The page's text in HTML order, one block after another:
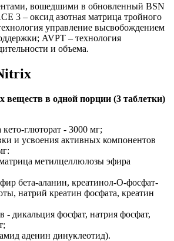
вошедшими в обновленный BSN
3 – оксид азотная матрица тройного
управление высвобождением
AVPT – технология
и объема.
веществ в одной порции (3 таблетки)
глюторат - 3000 мг;
и усвоения активных компонентов
метилцеллюлозы эфира
бета-аланин, креатинол-О-фосфат-
натрий креатин фосфата, креатин
- дикальция фосфат, натрия фосфат,
аденин динуклеотид).